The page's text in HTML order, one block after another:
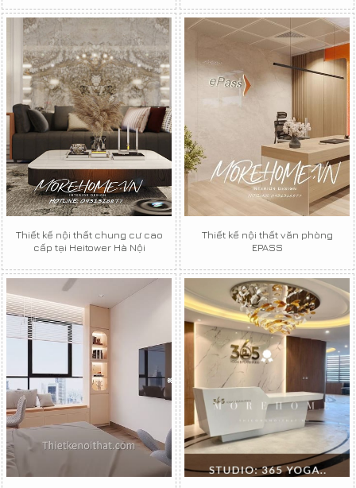
Thiết kế nội thất chung cư cao
cấp tại Heitower Hà Nội
Thiết kế nội thất văn phòng
EPASS